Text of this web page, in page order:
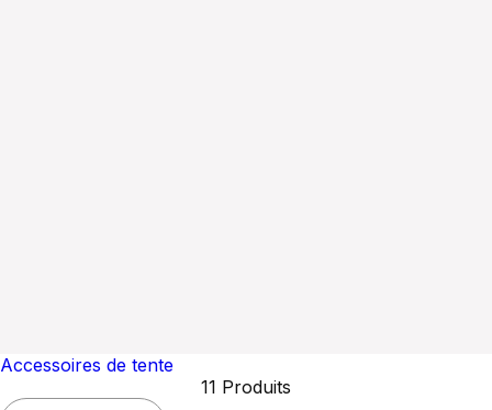
Accessoires de tente
11 Produits